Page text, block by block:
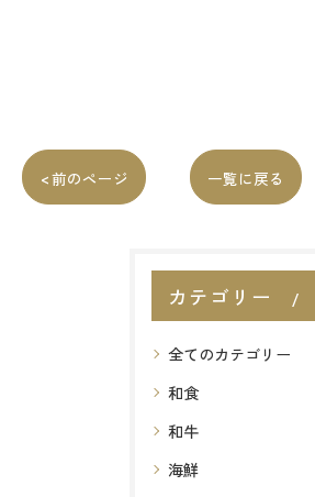
< 前のページ 一覧に戻る
カテゴリー
全てのカテゴリー
和食
和牛
海鮮